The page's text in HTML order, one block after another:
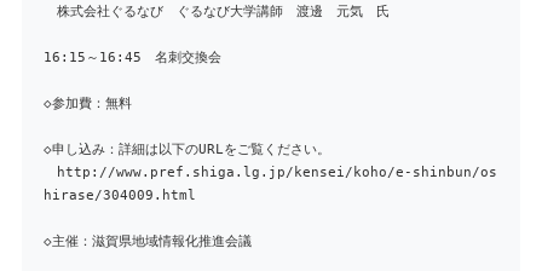
株式会社ぐるなび ぐるなび大学講師 渡邊 元気 氏
16:15～16:45 名刺交換会
◇参加費：無料
◇申し込み：詳細は以下のURLをご覧ください。
http://www.pref.shiga.lg.jp/kensei/koho/e-shinbun/os
hirase/304009.html
◇主催：滋賀県地域情報化推進会議